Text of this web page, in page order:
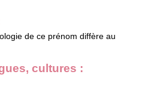
de ce prénom diffère au
cultures :